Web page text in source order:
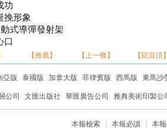
功
挽形象
式導彈發射架
口
【推薦】 【上一條】 【回頁頂
亞版 泰國版 加拿大版 菲律賓版 西馬版 東馬沙
公司 文匯出版社 華匯廣告公司 雅典美術印製公
本報檢索 本報必讀 本